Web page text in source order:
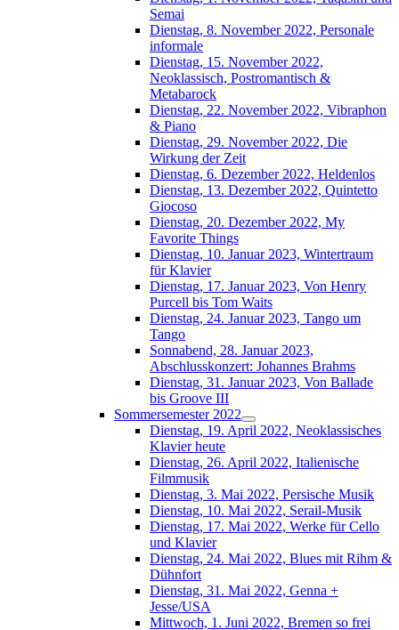
Semai
Dienstag, 8. November 2022, Personale
informale
Dienstag, 15. November 2022,
Neoklassisch, Postromantisch &
Metabarock
Dienstag, 22. November 2022, Vibraphon
& Piano
Dienstag, 29. November 2022, Die
Wirkung der Zeit
Dienstag, 6. Dezember 2022, Heldenlos
Dienstag, 13. Dezember 2022, Quintetto
Giocoso
Dienstag, 20. Dezember 2022, My
Favorite Things
Dienstag, 10. Januar 2023, Wintertraum
für Klavier
Dienstag, 17. Januar 2023, Von Henry
Purcell bis Tom Waits
Dienstag, 24. Januar 2023, Tango um
Tango
Sonnabend, 28. Januar 2023,
Abschlusskonzert: Johannes Brahms
Dienstag, 31. Januar 2023, Von Ballade
bis Groove III
Sommersemester 2022
Dienstag, 19. April 2022, Neoklassisches
Klavier heute
Dienstag, 26. April 2022, Italienische
Filmmusik
Dienstag, 3. Mai 2022, Persische Musik
Dienstag, 10. Mai 2022, Serail-Musik
Dienstag, 17. Mai 2022, Werke für Cello
und Klavier
Dienstag, 24. Mai 2022, Blues mit Rihm &
Dühnfort
Dienstag, 31. Mai 2022, Genna +
Jesse/USA
Mittwoch, 1. Juni 2022, Bremen so frei